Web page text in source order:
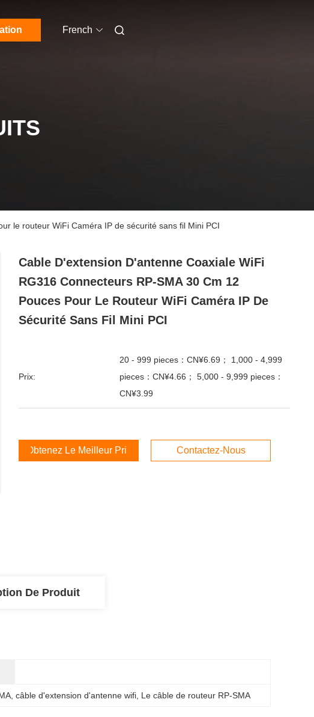
French
le routeur WiFi Caméra IP de sécurité sans fil Mini PCI
Cable D'extension D'antenne Coaxiale WiFi
RG316 Connecteurs RP-SMA 30 Cm 12
Pouces Pour Le Routeur WiFi Caméra IP De
Sécurité Sans Fil Mini PCI
Prix:
20 - 999 pieces：CN¥6.69； 1,000 - 4,999
pieces：CN¥4.66； 5,000 - 9,999 pieces：
CN¥3.99
Obtenez Le Meilleur Prix Contactez-Nous
De Produit
, câble d'extension d'antenne wifi Le câble de routeur RP-SMA